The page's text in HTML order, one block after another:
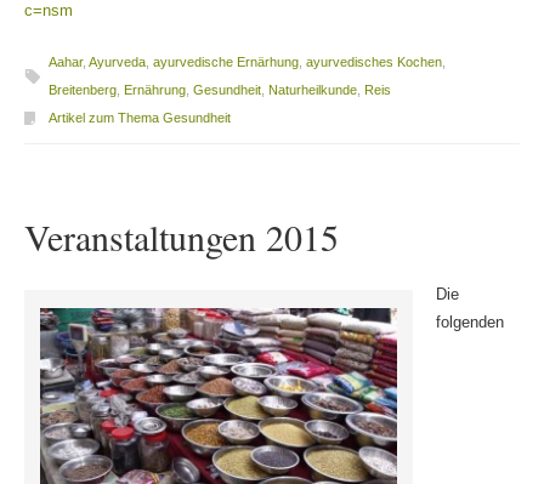
c=nsm
Aahar, Ayurveda, ayurvedische Ernärhung, ayurvedisches Kochen,
Breitenberg, Ernährung, Gesundheit, Naturheilkunde, Reis
Artikel zum Thema Gesundheit
Veranstaltungen 2015
Die
folgenden